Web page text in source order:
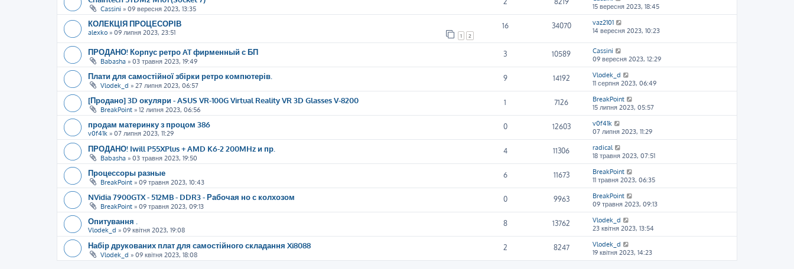
Cassini » 09 вересня 2023, 13:35
15 вересня 2023, 18:45
КОЛЕКЦІЯ ПРОЦЕСОРІВ
alexko » 09 липня 2023, 23:51 1 2
16 34070
vaz2101
14 вересня 2023, 10:23
ПРОДАНО! Корпус ретро AT фирменный с БП
Babasha » 03 травня 2023, 19:49
3 10589
Cassini
09 вересня 2023, 12:29
Плати для самостійної збірки ретро компютерів.
Vlodek_d » 27 липня 2023, 06:57
9 14192
Vlodek_d
11 серпня 2023, 06:49
[Продано] 3D окуляри - ASUS VR-100G Virtual Reality VR 3D Glasses V-8200
BreakPoint » 12 липня 2023, 06:56
1 7126
BreakPoint
15 липня 2023, 05:57
продам материнку з процом 386
v0f41k » 07 липня 2023, 11:29
0 12603
v0f41k
07 липня 2023, 11:29
ПРОДАНО! Iwill P55XPlus + AMD K6-2 200MHz и пр.
Babasha » 03 травня 2023, 19:50
4 11306
radical
18 травня 2023, 07:51
Процессоры разные
BreakPoint » 09 травня 2023, 10:43
6 11673
BreakPoint
11 травня 2023, 06:35
NVidia 7900GTX - 512MB - DDR3 - Рабочая но с колхозом
BreakPoint » 09 травня 2023, 09:13
0 9963
BreakPoint
09 травня 2023, 09:13
Опитування .
Vlodek_d » 09 квітня 2023, 19:08
8 13762
Vlodek_d
23 квітня 2023, 13:54
Набір друкованих плат для самостійного складання Xi8088
Vlodek_d » 09 квітня 2023, 18:08
2 8247
Vlodek_d
19 квітня 2023, 14:23